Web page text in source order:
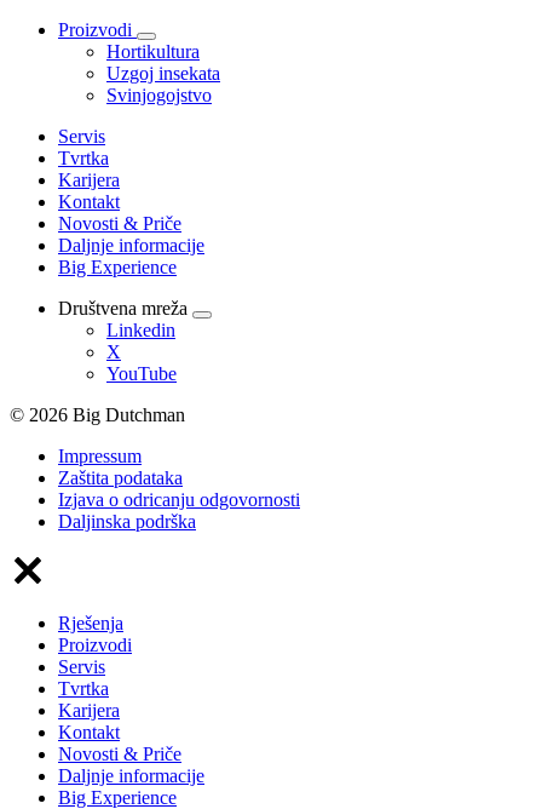
Proizvodi
Hortikultura
Uzgoj insekata
Svinjogojstvo
Servis
Tvrtka
Karijera
Kontakt
Novosti & Priče
Daljnje informacije
Big Experience
Društvena mreža
Linkedin
X
YouTube
© 2026 Big Dutchman
Impressum
Zaštita podataka
Izjava o odricanju odgovornosti
Daljinska podrška
Rješenja
Proizvodi
Servis
Tvrtka
Karijera
Kontakt
Novosti & Priče
Daljnje informacije
Big Experience